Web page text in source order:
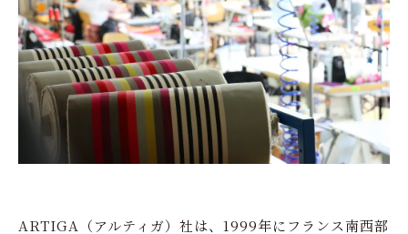
ARTIGA（アルティガ）社は、1999年にフランス南西部